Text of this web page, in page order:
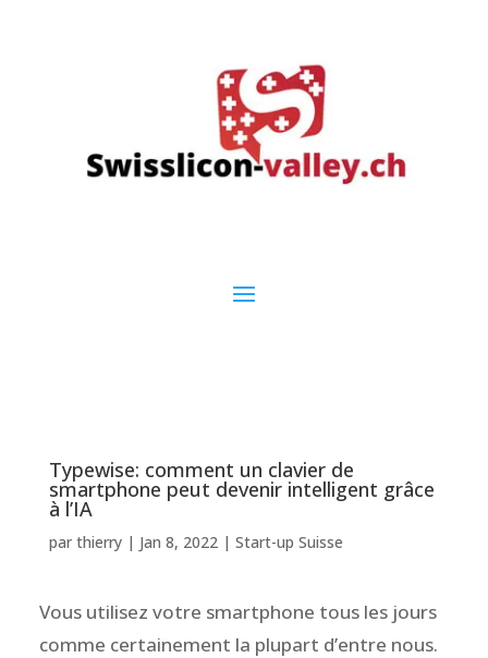
Typewise: comment un clavier de
smartphone peut devenir intelligent grâce
à l’IA
par thierry| Jan 8, 2022| Start-up Suisse
Vous utilisez votre smartphone tous les jours
comme certainement la plupart d’entre nous.